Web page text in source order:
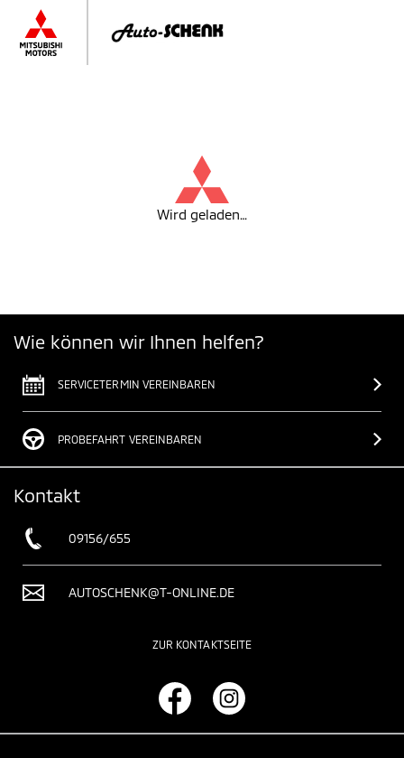
Wird geladen…
Wie können wir Ihnen helfen?
SERVICETERMIN VEREINBAREN
PROBEFAHRT VEREINBAREN
Kontakt
09156/655
AUTOSCHENK@T-ONLINE.DE
ZUR KONTAKTSEITE